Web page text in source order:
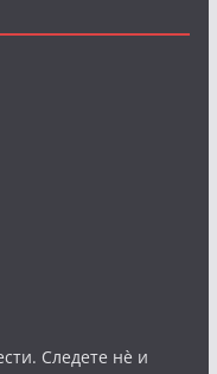
Следете нè и